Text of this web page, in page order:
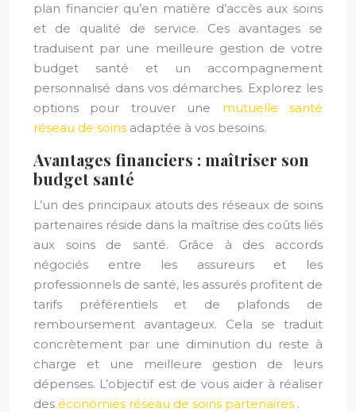
plan financier qu’en matière d’accès aux soins
et de qualité de service. Ces avantages se
traduisent par une meilleure gestion de votre
budget santé et un accompagnement
personnalisé dans vos démarches. Explorez les
options pour trouver une mutuelle santé
réseau de soins adaptée à vos besoins.
Avantages financiers : maîtriser son
budget santé
L’un des principaux atouts des réseaux de soins
partenaires réside dans la maîtrise des coûts liés
aux soins de santé. Grâce à des accords
négociés entre les assureurs et les
professionnels de santé, les assurés profitent de
tarifs préférentiels et de plafonds de
remboursement avantageux. Cela se traduit
concrètement par une diminution du reste à
charge et une meilleure gestion de leurs
dépenses. L’objectif est de vous aider à réaliser
des économies réseau de soins partenaires .